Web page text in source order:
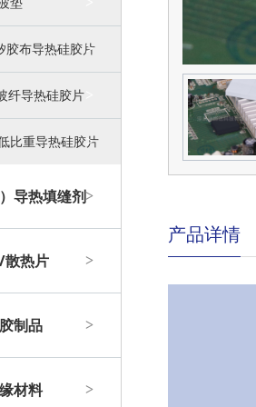
胶布导热硅胶片
纤导热硅胶片
比重导热硅胶片
导热填缝剂
散热片
制品
材料
产品详情